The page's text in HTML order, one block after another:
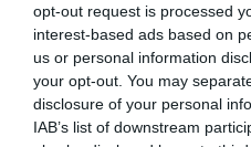
opt-out request is processed
interest-based ads based on
us or personal information
your opt-out. You may
disclosure of your personal
IAB’s list of downstream